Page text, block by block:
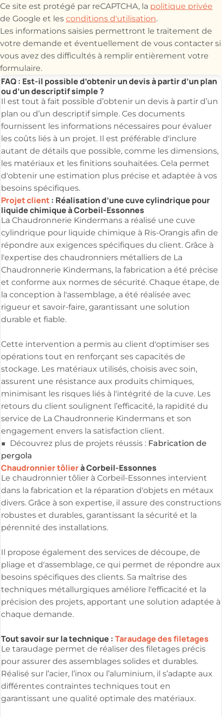
Ce site est protégé par reCAPTCHA, la politique privée
de Google et lesconditions d'utilisation.
Les informations saisies permettront le traitement de
votre demande et éventuellement de vous contacter si
vous avez des difficultés à remplir entièrement votre
formulaire.
FAQ : Est-il possible d’obtenir un devis à partir d’un plan
ou d’un descriptif simple ?
Il est tout à fait possible d’obtenir un devis à partir d’un
plan ou d’un descriptif simple. Ces documents
fournissent les informations nécessaires pour évaluer
les coûts liés à un projet. Il est préférable d'inclure
autant de détails que possible, comme les dimensions,
les matériaux et les finitions souhaitées. Cela permet
d'obtenir une estimation plus précise et adaptée à vos
besoins spécifiques.
Projet client: Réalisation d’une cuve cylindrique pour
liquide chimique à Corbeil-Essonnes
La Chaudronnerie Kindermans a réalisé une cuve
cylindrique pour liquide chimique à Ris-Orangis afin de
répondre aux exigences spécifiques du client. Grâce à
l'expertise des chaudronniers métalliers de La
Chaudronnerie Kindermans, la fabrication a été précise
et conforme aux normes de sécurité. Chaque étape, de
la conception à l'assemblage, a été réalisée avec
rigueur et savoir-faire, garantissant une solution
durable et fiable.
Cette intervention a permis au client d'optimiser ses
opérations tout en renforçant ses capacités de
stockage. Les matériaux utilisés, choisis avec soin,
assurent une résistance aux produits chimiques,
minimisant les risques liés à l'intégrité de la cuve. Les
retours du client soulignent l’efficacité, la rapidité du
service de La Chaudronnerie Kindermans et son
engagement envers la satisfaction client.
■ Découvrez plus de projets réussis : Fabrication de
pergola
Chaudronnier tôlierà Corbeil-Essonnes
Le chaudronnier tôlier à Corbeil-Essonnes intervient
dans la fabrication et la réparation d'objets en métaux
divers. Grâce à son expertise, il assure des constructions
robustes et durables, garantissant la sécurité et la
pérennité des installations.
Il propose également des services de découpe, de
pliage et d'assemblage, ce qui permet de répondre aux
besoins spécifiques des clients. Sa maîtrise des
techniques métallurgiques améliore l'efficacité et la
précision des projets, apportant une solution adaptée à
chaque demande.
Tout savoir sur la technique : Taraudage des filetages
Le taraudage permet de réaliser des filetages précis
pour assurer des assemblages solides et durables.
Réalisé sur l’acier, l’inox ou l’aluminium, il s’adapte aux
différentes contraintes techniques tout en
garantissant une qualité optimale des matériaux.